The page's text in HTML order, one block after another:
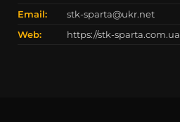
Email:
stk-sparta@ukr.net
Web:
https://stk-sparta.com.ua